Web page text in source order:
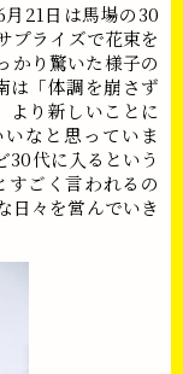
21日は馬場の30
プライズで花束を
かり驚いた様子の
は「体調を崩さず
より新しいことに
なと思っていま
30代に入るという
すごく言われるの
日々を営んでいき